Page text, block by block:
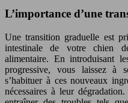
L’importance d’une
Une transition graduelle est
intestinale de votre chien
alimentaire. En introduisant
progressive, vous laissez à
s’habituer à ces nouveaux
nécessaires à leur